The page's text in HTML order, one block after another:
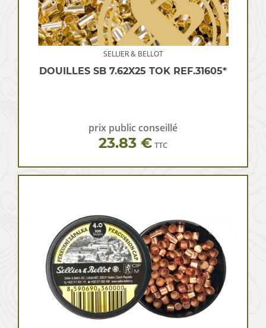
SELLIER & BELLOT
DOUILLES SB 7.62X25 TOK REF.31605*
prix public conseillé
23.83 € TTC